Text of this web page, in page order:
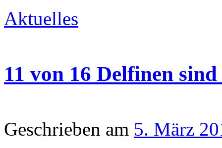
Aktuelles
11 von 16 Delfinen
Geschrieben am 5. März